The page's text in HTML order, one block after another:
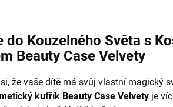
do Kouzelného Světa s
Beauty Case Velvety
že vaše dítě má svůj vlastní magický
kufřík Beauty Case Velvety je